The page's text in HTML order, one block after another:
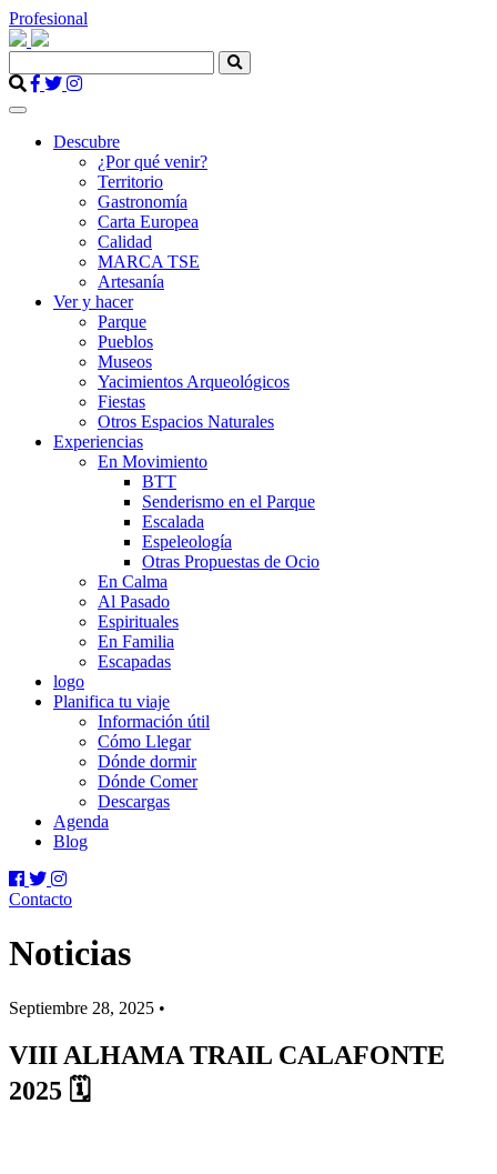
Profesional
Descubre
¿Por qué venir?
Territorio
Gastronomía
Carta Europea
Calidad
MARCA TSE
Artesanía
Ver y hacer
Parque
Pueblos
Museos
Yacimientos Arqueológicos
Fiestas
Otros Espacios Naturales
Experiencias
En Movimiento
BTT
Senderismo en el Parque
Escalada
Espeleología
Otras Propuestas de Ocio
En Calma
Al Pasado
Espirituales
En Familia
Escapadas
logo
Planifica tu viaje
Información útil
Cómo Llegar
Dónde dormir
Dónde Comer
Descargas
Agenda
Blog
Contacto
Noticias
Septiembre 28, 2025 •
VIII ALHAMA TRAIL CALAFONTE
2025 🗓